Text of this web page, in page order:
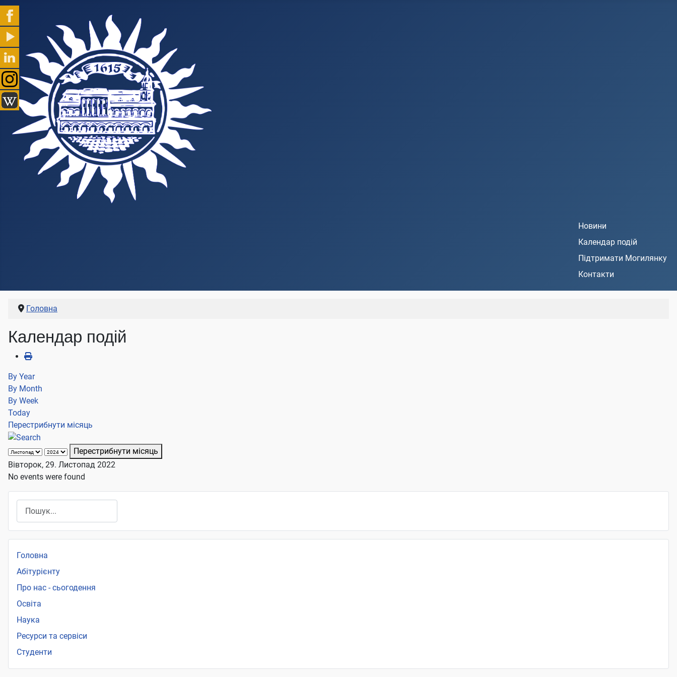
Новини
Календар подій
Підтримати Могилянку
Контакти
Головна
Календар подій
By Year
By Month
By Week
Today
Перестрибнути місяць
Перестрибнути місяць
Вівторок, 29. Листопад 2022
No events were found
Головна
Абітурієнту
Про нас - сьогодення
Освіта
Наука
Ресурси та сервіси
Студенти